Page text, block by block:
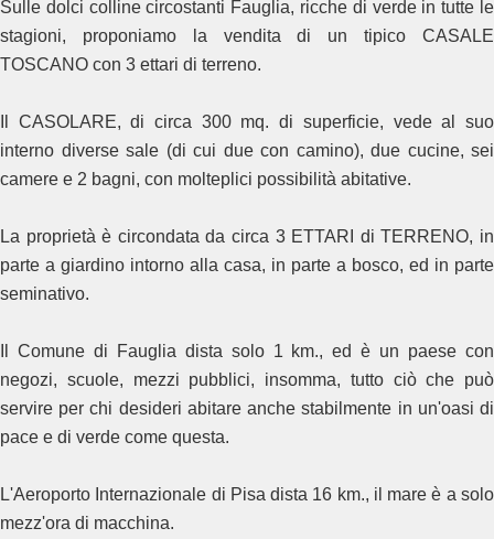
Sulle dolci colline circostanti Fauglia, ricche di verde in tutte le
stagioni, proponiamo la vendita di un tipico CASALE
TOSCANO con 3 ettari di terreno.
Il CASOLARE, di circa 300 mq. di superficie, vede al suo
interno diverse sale (di cui due con camino), due cucine, sei
camere e 2 bagni, con molteplici possibilità abitative.
La proprietà è circondata da circa 3 ETTARI di TERRENO, in
parte a giardino intorno alla casa, in parte a bosco, ed in parte
seminativo.
Il Comune di Fauglia dista solo 1 km., ed è un paese con
negozi, scuole, mezzi pubblici, insomma, tutto ciò che può
servire per chi desideri abitare anche stabilmente in un'oasi di
pace e di verde come questa.
L'Aeroporto Internazionale di Pisa dista 16 km., il mare è a solo
mezz'ora di macchina.